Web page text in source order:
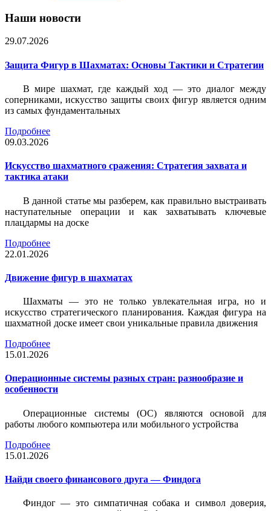
Наши новости
29.07.2026
Защита Фигур в Шахматах: Основы Тактики и Стратегии
В мире шахмат, где каждый ход — это диалог между
соперниками, искусство защиты своих фигур является одним
из самых фундаментальных
Подробнее
09.03.2026
Искусство шахматного сражения: Стратегия захвата и
тактика атаки
В данной статье мы разберем, как правильно выстраивать
наступательные операции и как захватывать ключевые
плацдармы на доске
Подробнее
22.01.2026
Движение фигур в шахматах
Шахматы — это не только увлекательная игра, но и
искусство стратегического планирования. Каждая фигура на
шахматной доске имеет свои уникальные правила движения
Подробнее
15.01.2026
Операционные системы разных стран: разнообразие и
особенности
Операционные системы (ОС) являются основой для
работы любого компьютера или мобильного устройства
Подробнее
15.01.2026
Найди своего финансового друга — Финдога
Финдог — это симпатичная собака и символ доверия,